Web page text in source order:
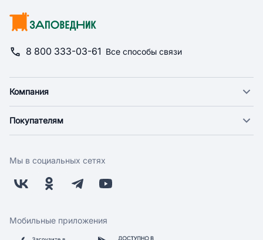
8 800 333-03-61 Все способы связи
Компания
Новости
Поставщикам
Заводчикам
Обратная связь
Покупателям
Оплата
Бонусная программа
Скидки и акции
Мы в социальных сетях
Мобильные приложения